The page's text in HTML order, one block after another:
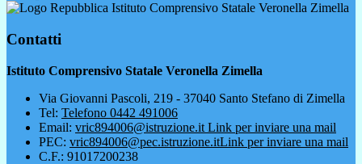
Istituto Comprensivo Statale Veronella Zimella
Contatti
Istituto Comprensivo Statale Veronella Zimella
Via Giovanni Pascoli, 219 - 37040 Santo Stefano di Zimella
Tel: Telefono 0442 491006
Email: vric894006@istruzione.it Link per inviare una mail
PEC: vric894006@pec.istruzione.itLink per inviare una mail
C.F.: 91017200238